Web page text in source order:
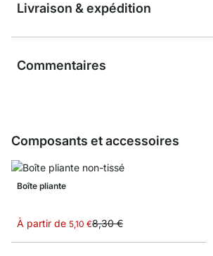
Livraison & expédition
Commentaires
Composants et accessoires
Boîte pliante
À partir de 5,10 €8,30 €